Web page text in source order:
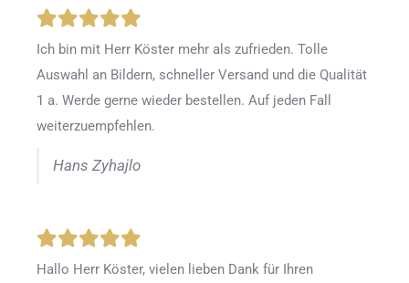
Ich bin mit Herr Köster mehr als zufrieden. Tolle
Auswahl an Bildern, schneller Versand und die Qualität
1 a. Werde gerne wieder bestellen. Auf jeden Fall
weiterzuempfehlen.
Hans Zyhajlo
Hallo Herr Köster, vielen lieben Dank für Ihren